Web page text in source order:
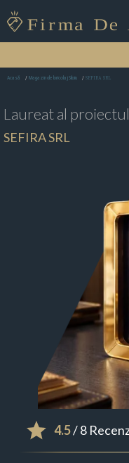
Acasă Magazin de bricolaj Sibiu SEFIRA SRL
Laureat al
SEFIRA SRL
4.5/ 8